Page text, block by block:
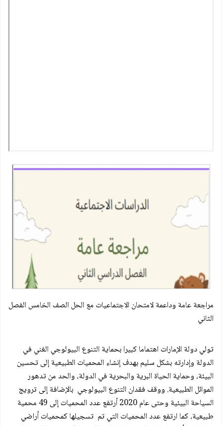
مراجعة عامة وداعمة لامتحان الاجتماعيات مع الحل الصف الخامس الفصل
الثاني
تولي دولة الإمارات اهتماما كبيرا بحماية التنوع البيولوجي الغني في
الدولة وإدارته بشكل سليم بهدف إنشاء المحميات الطبيعية إلى تحسين
البيئة، وحماية الحياة البرية والبحرية في الدولة، والحد من تدهور
الموائل الطبيعية. ووقف فقدان التنوع البيولوجي بالإضافة إلى ترويج
السياحة البيئية وحتى عام 2020 أرتفع عدد المحميات إلى 49 محمية
طبيعية، كما ارتفع عدد المحميات التي تم تسجيلها كمحميات أراضي